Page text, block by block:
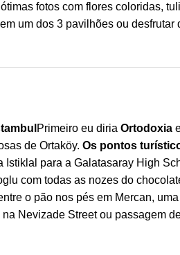
fotos com flores coloridas,
um dos 3 pavilhões ou desfrutar
Primeiro eu diria Ortodoxia
de Ortaköy. Os pontos
Istiklal para a Galatasaray High
com todas as nozes do
o pão nos pés em Mercan,
Nevizade Street ou passagem